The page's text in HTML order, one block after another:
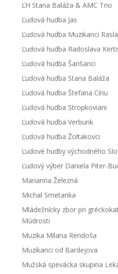
ĽH Stana Baláža & AMC Trio
Ľudová hudba Jas
Ľudová hudba Muzikanci
Ľudová hudba Radoslava
Ľudová hudba Šarišanci
Ľudová hudba Stana Baláža
Ľudová hudba Štefana Cínu
Ľudová hudba Stropkoviani
Ľudová hudba Verbunk
Ľudová hudba Žoltakovci
Ľudové hudby východného
Ľudový výber Daniela Piter-
Marianna Železná
Michal Smetanka
Mládežnícky zbor pri
Múdrosti
Muzika Milana Rendoša
Muzikanci od Bardejova
Mužská spevácka skupina